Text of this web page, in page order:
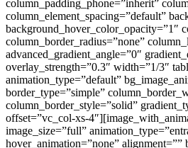
column_padding_phone=”inherit”
column_element_spacing=”default”
background_hover_color_opacity=”1″
column_border_radius=”none”
advanced_gradient_angle=”0″
overlay_strength=”0.3″ width=”1/3″
animation_type=”default”
border_type=”simple”
column_border_style=”solid”
offset=”vc_col-xs-
image_size=”full”
hover_animation=”none” alignment=””